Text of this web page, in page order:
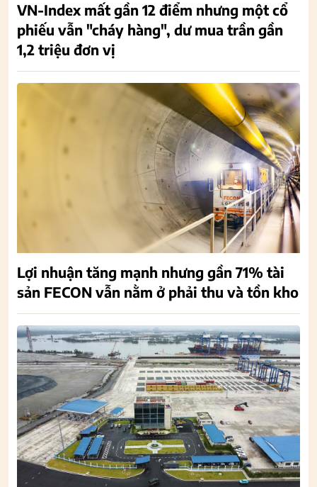
VN-Index mất gần 12 điểm nhưng một cổ
phiếu vẫn "cháy hàng", dư mua trần gần
1,2 triệu đơn vị
Lợi nhuận tăng mạnh nhưng gần 71% tài
sản FECON vẫn nằm ở phải thu và tồn kho